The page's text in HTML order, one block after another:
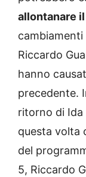
allontanare
Riccardo
hanno
precedente.
ritorno di Ida
questa volta
del
5, Riccardo